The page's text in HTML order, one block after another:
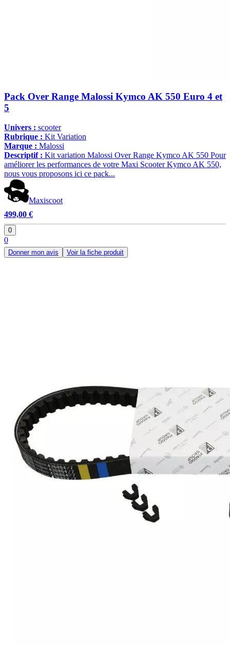
Pack Over Range Malossi Kymco AK 550 Euro 4 et
5
Univers : scooter
Rubrique : Kit Variation
Marque : Malossi
Descriptif : Kit variation Malossi Over Range Kymco AK 550 Pour
améliorer les performances de votre Maxi Scooter Kymco AK 550,
nous vous proposons ici ce pack...
Maxiscoot
499,00 €
0
0
Donner mon avis Voir la fiche produit